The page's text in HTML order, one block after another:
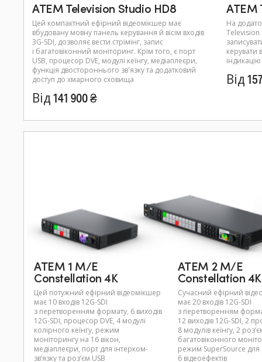
ATEM Television Studio HD8
Цей компактний ефірний відеомікшер має
вбудовану мовну панель керування й вісім входів
3G-SDI, дозволяє вести стрімінг, запис
і багатовіконний моніторинг. Крім того, є порт
USB, процесор DVE, модулі кеїнгу, медіаплеєри,
функція двостороннього зв'язку та додатковий
доступ до хмарного сховища
Від 141 900 ₴
ATEM
На
Television
керувати
Від
ATEM 1 M/E
Constellation 4K
Цей потужний ефірний відеомікшер
має 10 входів 12G-SDI
з перетворенням формату, 6 виходів
12G-SDI, процесор DVE, 4 модулі
колірного кеїнгу, режим
моніторингу на 16 вікон,
медіаплеєри, порт для інтерком-
зв’язку та роз’єм USB
ATEM 2 M/E
Constellation 4K
Сучасний ефірний
має 20 входів 12G-SDI
з перетворенням
12 виходів 12G-SDI, 2
8 модулів кеїнгу, 2
багатовіконного
режим SuperSource для
6 відеоефектів